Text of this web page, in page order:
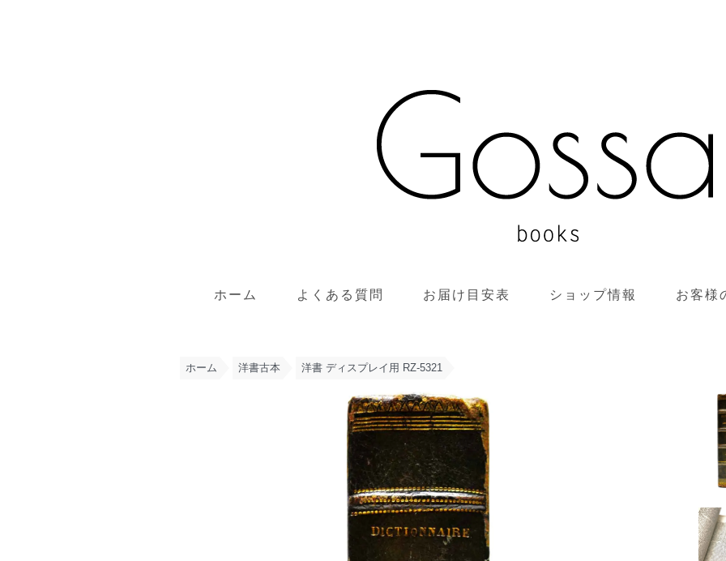
ホーム よくある質問 お届け目安表 ショップ情報 お客様
ホーム 洋書古本 洋書 ディスプレイ用 RZ-5321